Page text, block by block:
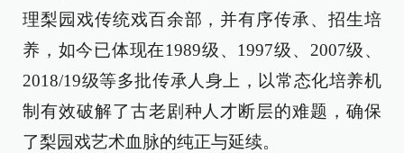
理梨园戏传统戏百余部，并有序传承、招生培
养，如今已体现在1989级、1997级、2007级、
2018/19级等多批传承人身上，以常态化培养机
制有效破解了古老剧种人才断层的难题，确保
了梨园戏艺术血脉的纯正与延续。